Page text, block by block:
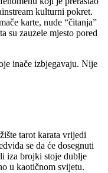
kulturni pokret.
karte, nude “čitanja”
su zauzele mjesto pored
inače izbjegavaju. Nije
tarot karata vrijedi
se da će dosegnuti
iza brojki stoje dublje
u kaotičnom svijetu.